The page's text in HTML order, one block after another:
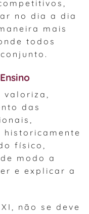
no dia a dia
mais
todos
valoriza,
das
historicamente
físico,
modo a
e explicar a
não se deve